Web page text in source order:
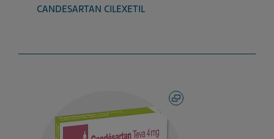
CANDESARTAN CILEXETIL